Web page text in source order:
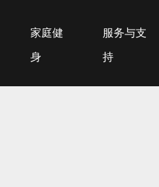
家庭健
身
服务与支
持